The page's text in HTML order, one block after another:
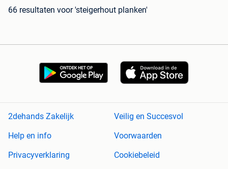
66 resultaten voor 'steigerhout planken'
2dehands Zakelijk
Veilig en Succesvol
Help en info
Voorwaarden
Privacyverklaring
Cookiebeleid